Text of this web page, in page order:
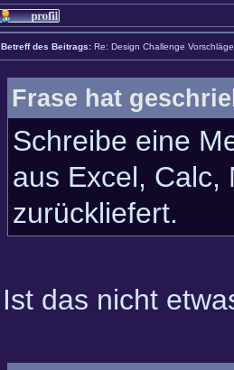
Betreff des Beitrags: Re: Design Challenge Vorschläge
Frase hat
Schreibe eine
aus Excel, Calc,
zurückliefert.
Ist das nicht